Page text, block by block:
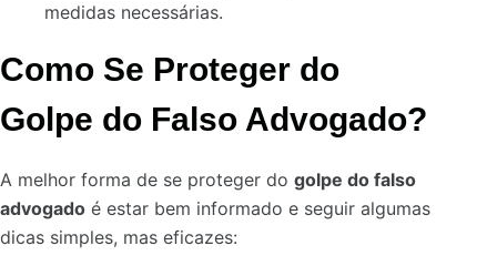
medidas necessárias.
Como Se Proteger do
Golpe do Falso Advogado?
A melhor forma de se proteger do golpe do falso
advogado é estar bem informado e seguir algumas
dicas simples, mas eficazes: